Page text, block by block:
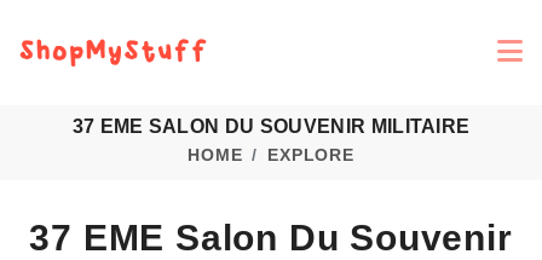
37 EME SALON DU SOUVENIR MILITAIRE
HOME EXPLORE
37 EME Salon Du Souvenir